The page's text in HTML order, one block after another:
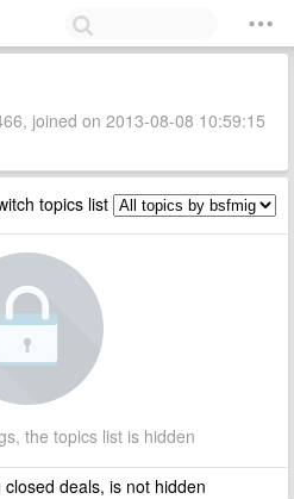
joined on 2013-08-08 10:59:15
topics list
the topics list is hidden
deals, is not hidden